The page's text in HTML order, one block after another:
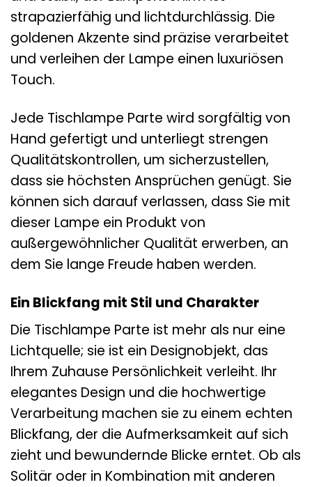
strapazierfähig und lichtdurchlässig. Die
goldenen Akzente sind präzise verarbeitet
und verleihen der Lampe einen luxuriösen
Touch.
Jede Tischlampe Parte wird sorgfältig von
Hand gefertigt und unterliegt strengen
Qualitätskontrollen, um sicherzustellen,
dass sie höchsten Ansprüchen genügt. Sie
können sich darauf verlassen, dass Sie mit
dieser Lampe ein Produkt von
außergewöhnlicher Qualität erwerben, an
dem Sie lange Freude haben werden.
Ein Blickfang mit Stil und Charakter
Die Tischlampe Parte ist mehr als nur eine
Lichtquelle; sie ist ein Designobjekt, das
Ihrem Zuhause Persönlichkeit verleiht. Ihr
elegantes Design und die hochwertige
Verarbeitung machen sie zu einem echten
Blickfang, der die Aufmerksamkeit auf sich
zieht und bewundernde Blicke erntet. Ob als
Solitär oder in Kombination mit anderen